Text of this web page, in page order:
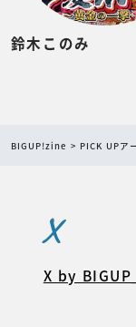
鈴木このみ
BIGUP!zine PICK UPア
X
X by